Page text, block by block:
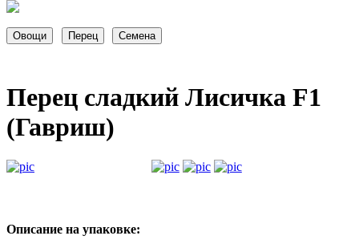
Перец сладкий Лисичка F1
(Гавриш)
Описание на упаковке: